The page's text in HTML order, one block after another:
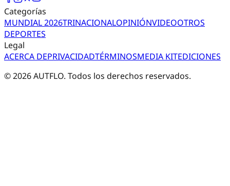
Categorías
MUNDIAL 2026TRINACIONALOPINIÓNVIDEOOTROS
DEPORTES
Legal
ACERCA DEPRIVACIDADTÉRMINOSMEDIA KITEDICIONES
©2026AUTFLO. Todos los derechos reservados.